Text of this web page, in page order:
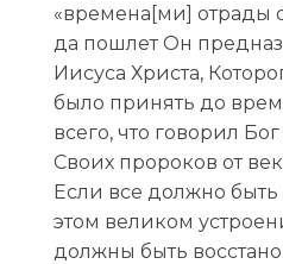
«времена[ми] отрады
да пошлет Он
Иисуса Христа,
было принять до
всего, что говорил
Своих пророков от
Если все должно быть
этом великом
должны быть